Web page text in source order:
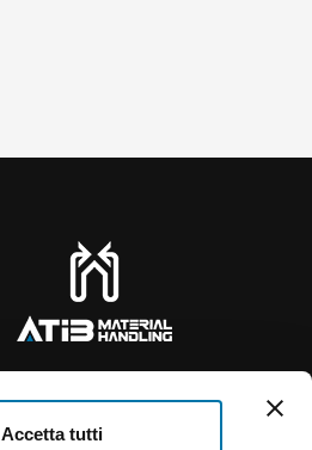
Accetta tutti